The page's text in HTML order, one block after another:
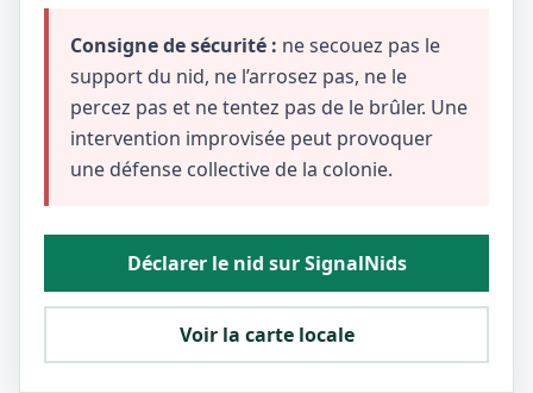
Consigne de sécurité : ne secouez pas le
support du nid, ne l’arrosez pas, ne le
percez pas et ne tentez pas de le brûler. Une
intervention improvisée peut provoquer
une défense collective de la colonie.
Déclarer le nid sur SignalNids
Voir la carte locale